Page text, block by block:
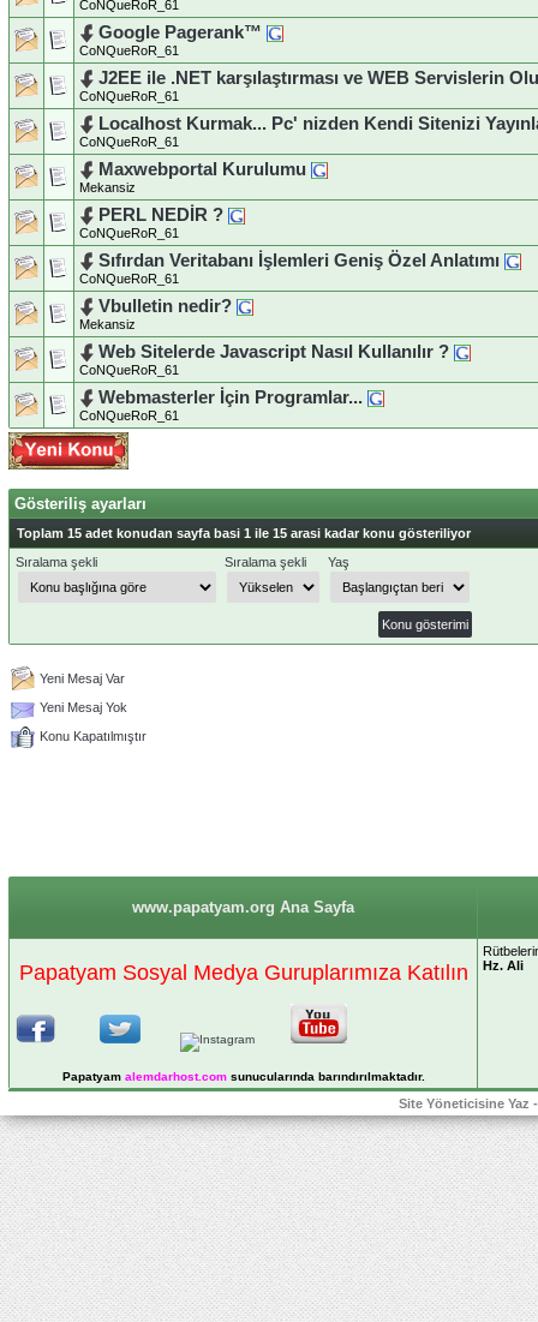
CoNQueRoR_61
Google Pagerank™
CoNQueRoR_61
J2EE ile .NET karşılaştırması ve WEB Servislerin
CoNQueRoR_61
Localhost Kurmak... Pc' nizden Kendi Sitenizi
CoNQueRoR_61
Maxwebportal Kurulumu
Mekansiz
PERL NEDİR ?
CoNQueRoR_61
Sıfırdan Veritabanı İşlemleri Geniş Özel Anlatımı
CoNQueRoR_61
Vbulletin nedir?
Mekansiz
Web Sitelerde Javascript Nasıl Kullanılır ?
CoNQueRoR_61
Webmasterler İçin Programlar...
CoNQueRoR_61
Gösteriliş ayarları
Toplam 15 adet konudan sayfa basi 1 ile 15 arasi kadar konu gösteriliyor
Sıralama şekli
Sıralama şekli Yaş
Yeni Mesaj Var
Yeni Mesaj Yok
Konu Kapatılmıştır
www.papatyam.org Ana Sayfa
Papatyam Sosyal Medya Guruplarımıza Katılın
Papatyam alemdarhost.comsunucularında barındırılmaktadır.
Hz. Ali
Site Yöneticisine Yaz